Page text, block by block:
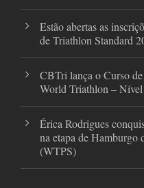
Estão abertas as
de Triathlon Standard
CBTri lança o Curso
World Triathlon –
Érica Rodrigues
na etapa de Hamburgo
(WTPS)